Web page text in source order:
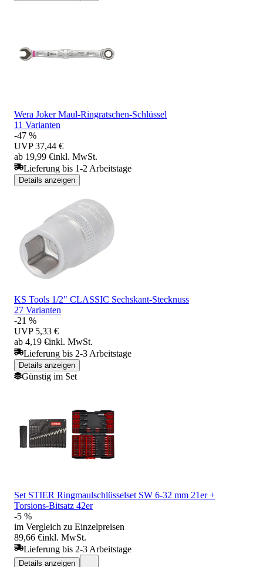
Wera Joker Maul-Ringratschen-Schlüssel
11 Varianten
-47 %
UVP 37,44 €
ab 19,99 €inkl. MwSt.
Lieferung bis 1-2 Arbeitstage
Details anzeigen
KS Tools 1/2" CLASSIC Sechskant-Stecknuss
27 Varianten
-21 %
UVP 5,33 €
ab 4,19 €inkl. MwSt.
Lieferung bis 2-3 Arbeitstage
Details anzeigen
Günstig im Set
Set STIER Ringmaulschlüsselset SW 6-32 mm 21er +
Torsions-Bitsatz 42er
-5 %
im Vergleich zu Einzelpreisen
89,66 €inkl. MwSt.
Lieferung bis 2-3 Arbeitstage
Details anzeigen